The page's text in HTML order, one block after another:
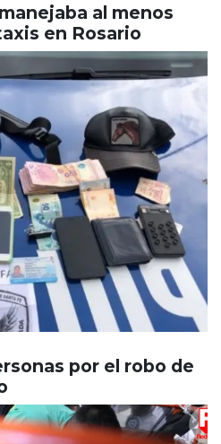
al menos
en Rosario
por el robo de